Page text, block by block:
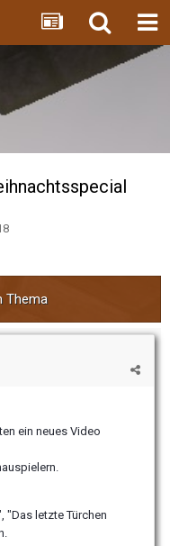
Thema
ein neues Video
"Das letzte Türchen